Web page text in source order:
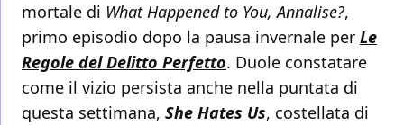
mortale di What Happened to You, Annalise?,
primo episodio dopo la pausa invernale per Le
Regole del Delitto Perfetto. Duole constatare
come il vizio persista anche nella puntata di
questa settimana, She Hates Us, costellata di